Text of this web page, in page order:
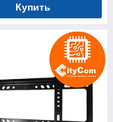
Купить